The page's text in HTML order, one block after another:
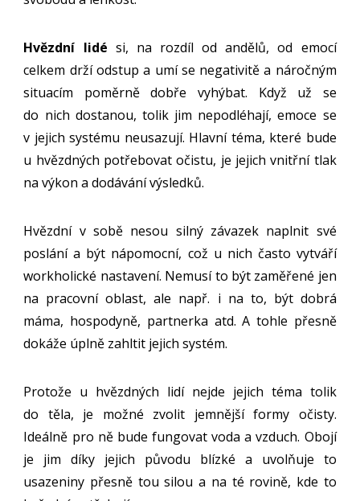
Hvězdní lidé si, na rozdíl od andělů, od emocí
celkem drží odstup a umí se negativitě a náročným
situacím poměrně dobře vyhýbat. Když už se
do nich dostanou, tolik jim nepodléhají, emoce se
v jejich systému neusazují. Hlavní téma, které bude
u hvězdných potřebovat očistu, je jejich vnitřní tlak
na výkon a dodávání výsledků.
Hvězdní v sobě nesou silný závazek naplnit své
poslání a být nápomocní, což u nich často vytváří
workholické nastavení. Nemusí to být zaměřené jen
na pracovní oblast, ale např. i na to, být dobrá
máma, hospodyně, partnerka atd. A tohle přesně
dokáže úplně zahltit jejich systém.
Protože u hvězdných lidí nejde jejich téma tolik
do těla, je možné zvolit jemnější formy očisty.
Ideálně pro ně bude fungovat voda a vzduch. Obojí
je jim díky jejich původu blízké a uvolňuje to
usazeniny přesně tou silou a na té rovině, kde to